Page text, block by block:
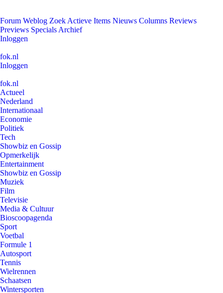
Forum Weblog Zoek Actieve Items Nieuws Columns Reviews
Previews Specials Archief
Inloggen
fok.nl
Inloggen
fok.nl
Actueel
Nederland
Internationaal
Economie
Politiek
Tech
Showbiz en Gossip
Opmerkelijk
Entertainment
Showbiz en Gossip
Muziek
Film
Televisie
Media & Cultuur
Bioscoopagenda
Sport
Voetbal
Formule 1
Autosport
Tennis
Wielrennen
Schaatsen
Wintersporten